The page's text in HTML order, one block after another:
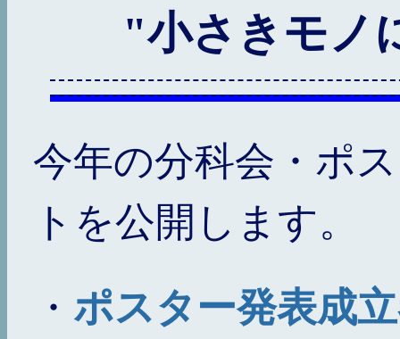
"小さきモノ
今年の分科会・ポ
トを公開します。
・ ポスター発表成